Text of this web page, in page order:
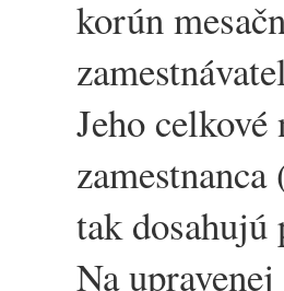
korún
Jeho celkové
tak
Na